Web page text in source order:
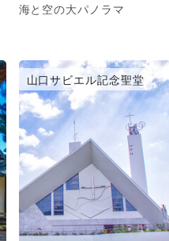
海と空の大パノラマ
山口サビエル記念聖堂